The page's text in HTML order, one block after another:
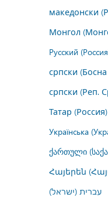
македонски
Монгол
Русский
српски
српски (Реп.
Татар (Россия)
Українська
ქართული
Հայերեն
עברית (ישראל)